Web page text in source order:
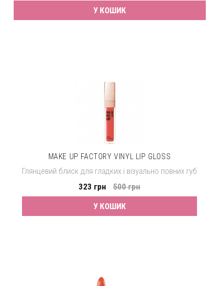
У КОШИК
MAKE UP FACTORY VINYL LIP GLOSS
Глянцевий блиск для гладких і візуально повних губ
323 грн
500 грн
У КОШИК